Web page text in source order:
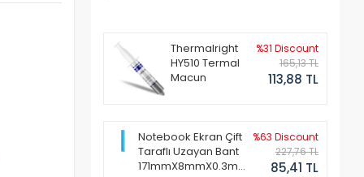
Thermalright
HY510 Termal
Macun
%31 Discount
165,13 TL
113,88 TL
Notebook Ekran Çift
Taraflı Uzayan Bant
171mmX8mmX0.3mm
%63 Discount
227,76 TL
85,41 TL